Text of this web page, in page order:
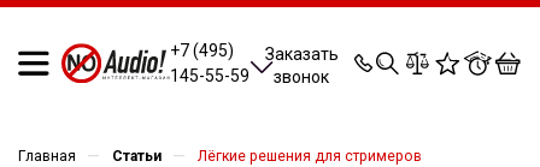
+7 (495)
145-55-59
Заказать
звонок
0 0 0 0
Главная — Статьи — Лёгкие решения для стримеров